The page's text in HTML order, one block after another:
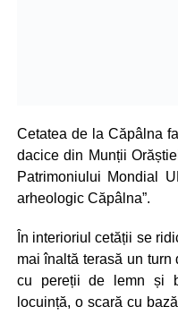
Cetatea de la Căpâlna
dacice din Munții
Patrimoniului Mondial
arheologic Căpâlna”.
În interioriul cetății se
mai înaltă terasă un
cu pereții de lemn și
locuință, o scară cu